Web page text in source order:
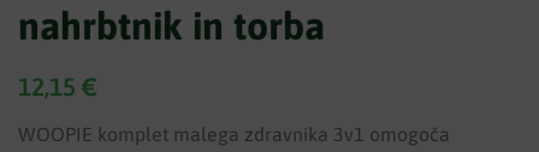
nahrbtnik in torba
12,15 €
WOOPIE komplet malega zdravnika 3v1 omogoča